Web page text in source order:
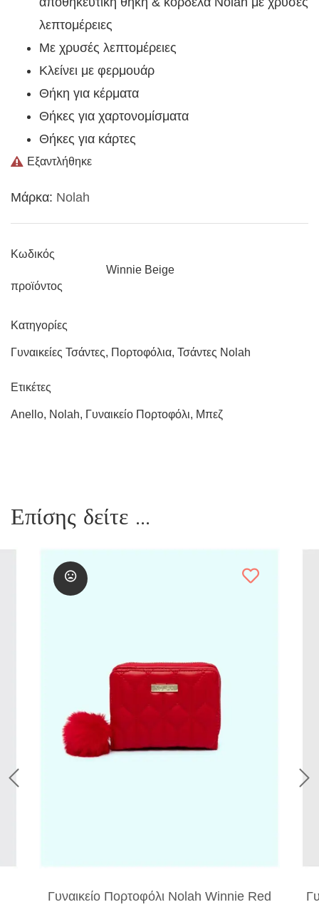
λεπτομέρειες
Με χρυσές λεπτομέρειες
Κλείνει με φερμουάρ
Θήκη για κέρματα
Θήκες για χαρτονομίσματα
Θήκες για κάρτες
Εξαντλήθηκε
Μάρκα: Nolah
Κωδικός
προϊόντος
Winnie Beige
Κατηγορίες
Γυναικείες Τσάντες, Πορτοφόλια, Τσάντες Nolah
Ετικέτες
Anello, Nolah, Γυναικείο Πορτοφόλι, Μπεζ
Επίσης δείτε ...
Γυναικείο Πορτοφόλι Nolah Winnie Red